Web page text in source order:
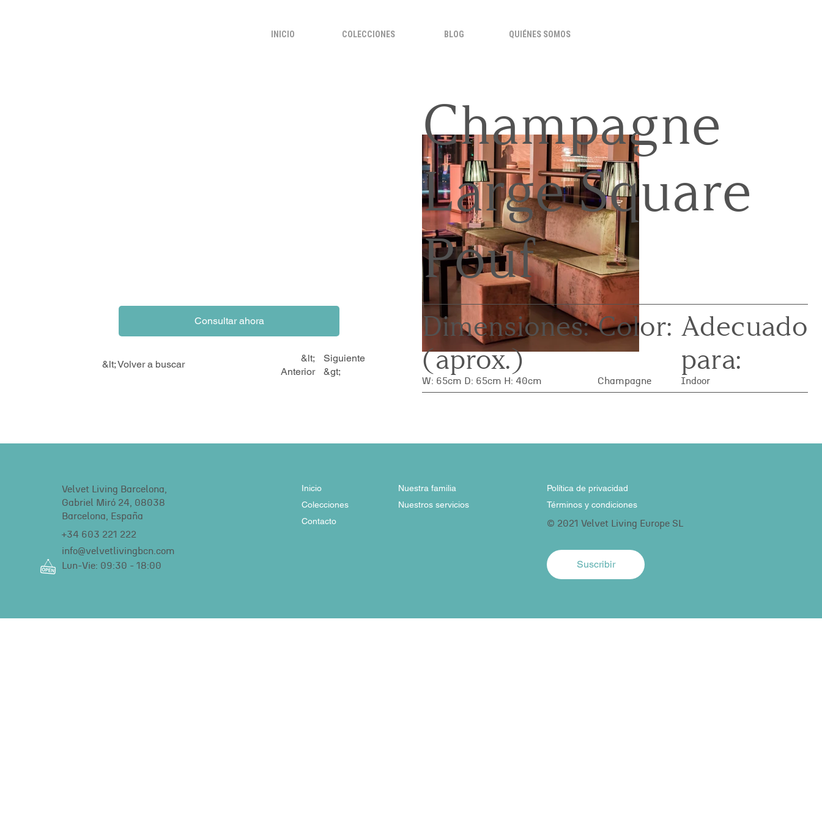
&lt; Volver a buscar
&lt;
Anterior
Siguiente
&gt;
Color: Adecuado
para:
Champagne Indoor
Champagne
Large Square
Pouf
Dimensiones:
(aprox.)
W: 65cm D: 65cm H: 40cm
Consultar ahora
info@velvetlivingbcn.com
+34 603 221 222
Velvet Living Barcelona,
Gabriel Miró 24, 08038
Barcelona, España
Lun-Vie: 09:30 - 18:00
Colecciones Nuestros servicios
Inicio
Contacto
Nuestra familia
© 2021 Velvet Living Europe SL
Términos y condiciones
Política de privacidad
Suscribir
INICIO COLECCIONES BLOG QUIÉNES SOMOS